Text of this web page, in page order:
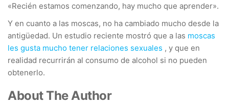
«Recién estamos comenzando, hay mucho que aprender».
Y en cuanto a las moscas, no ha cambiado mucho desde la
antigüedad. Un estudio reciente mostró que a las moscas
les gusta mucho tener relaciones sexuales , y que en
realidad recurrirán al consumo de alcohol si no pueden
obtenerlo.
About The Author